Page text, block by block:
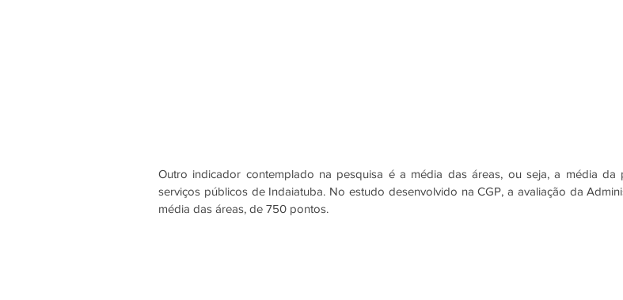
Outro indicador contemplado na pesquisa é a média das áreas, ou seja, a média da
serviços públicos de Indaiatuba. No estudo desenvolvido na CGP, a avaliação da
média das áreas, de 750 pontos.